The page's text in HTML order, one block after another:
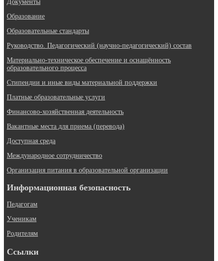
Документы
Образование
Образовательные стандарты
Руководство. Педагогический (научно-педагогический) состав
Материально-техническое обеспечение и оснащённость
образовательного процесса
Стипендии и иные виды материальной поддержки
Платные образовательные услуги
Финансово-хозяйственная деятельность
Вакантные места для приема (перевода)
Доступная среда
Международное сотрудничество
Организация питания в образовательной организации
Информационная безопасность
Педагогам
Ученикам
Родителям
Ссылки